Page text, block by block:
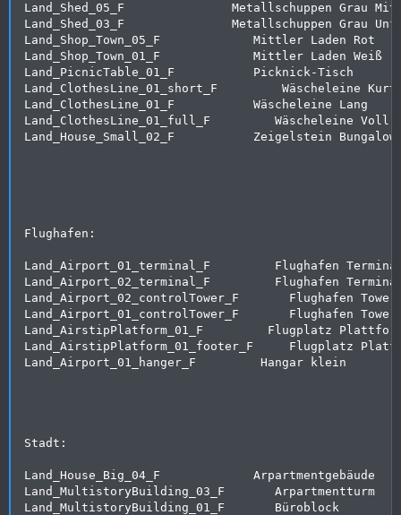
Land_Shed_05_F               Metallschuppen Grau
Land_Shed_03_F               Metallschuppen Grau
Land_Shop_Town_05_F             Mittler Laden Rot
Land_Shop_Town_01_F             Mittler Laden Weiß
Land_PicnicTable_01_F           Picknick-Tisch
Land_ClothesLine_01_short_F         Wäscheleine
Land_ClothesLine_01_F           Wäscheleine Lang
Land_ClothesLine_01_full_F         Wäscheleine Voll
Land_House_Small_02_F           Zeigelstein Bungalow
Flughafen:
Land_Airport_01_terminal_F         Flughafen
Land_Airport_02_terminal_F         Flughafen
Land_Airport_02_controlTower_F       Flughafen Tower
Land_Airport_01_controlTower_F       Flughafen
Land_AirstipPlatform_01_F         Flugplatz
Land_AirstipPlatform_01_footer_F     Flugplatz
Land_Airport_01_hanger_F         Hangar klein
Stadt:
Land_House_Big_04_F             Arpartmentgebäude
Land_MultistoryBuilding_03_F       Arpartmentturm
Land_MultistoryBuilding_01_F       Büroblock